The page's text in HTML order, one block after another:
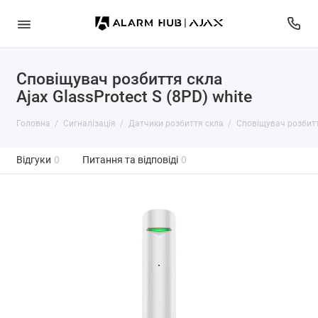
Сповіщувач розбиття скла
Ajax GlassProtect S (8PD) white
Головна Сигналізація Датчики розбиття скла Сповіщувач
Відгуки 0 Питання та відповіді 0